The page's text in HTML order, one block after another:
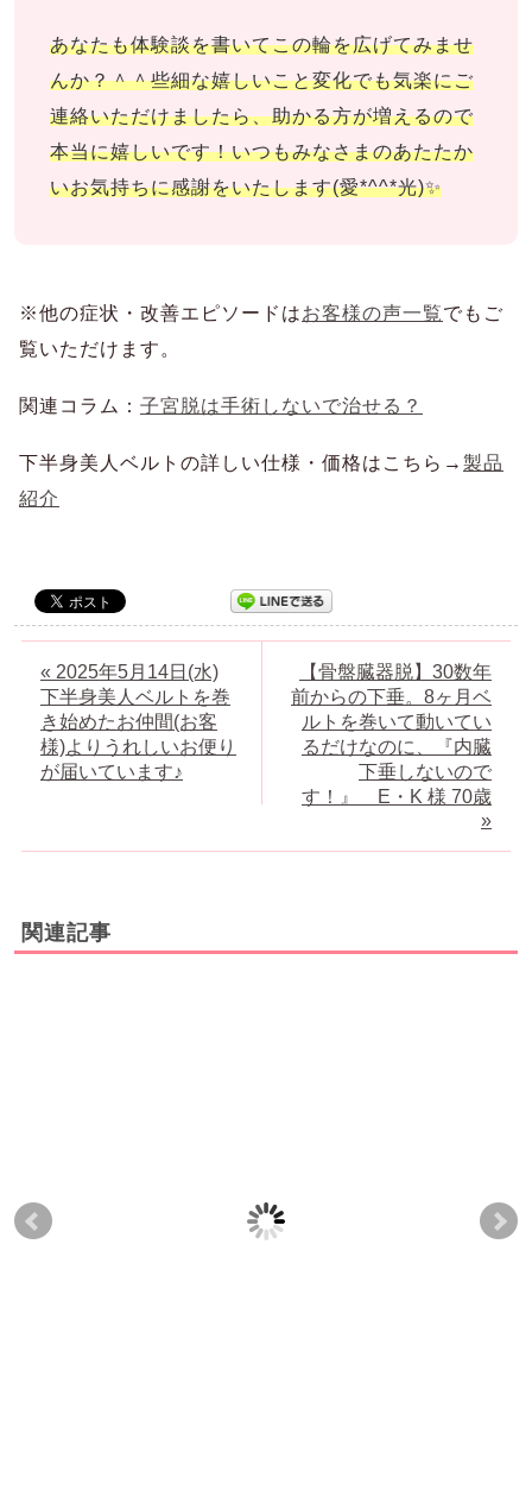
あなたも体験談を書いてこの輪を広げてみませ
んか？＾＾些細な嬉しいこと変化でも気楽にご
連絡いただけましたら、助かる方が増えるので
本当に嬉しいです！いつもみなさまのあたたか
いお気持ちに感謝をいたします(愛*^^*光)✨
※他の症状・改善エピソードはお客様の声一覧でもご
覧いただけます。
関連コラム： 子宮脱は手術しないで治せる？
下半身美人ベルトの詳しい仕様・価格はこちら→ 製品
紹介
« 2025年5月14日(水)
下半身美人ベルトを巻
き始めたお仲間(お客
様)よりうれしいお便り
が届いています♪
【骨盤臓器脱】30数年
前からの下垂。8ヶ月ベ
ルトを巻いて動いてい
るだけなのに、『内臓
下垂しないので
す！』 E・K 様 70歳
»
関連記事
下半身美人ベルト口コ
ミ
くらい臓器脱の商品に
お金をかけてきて、 美
Ｉ
下